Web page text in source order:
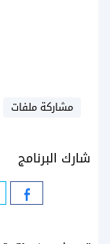
مشاركة ملفات
شارك البرنامج